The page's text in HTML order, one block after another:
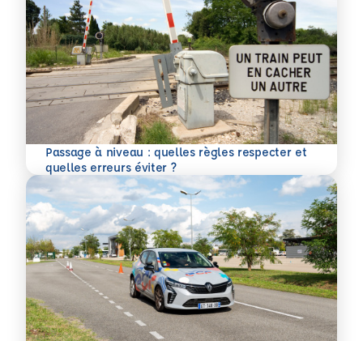
Passage à niveau : quelles règles respecter et
quelles erreurs éviter ?
En savoir plus